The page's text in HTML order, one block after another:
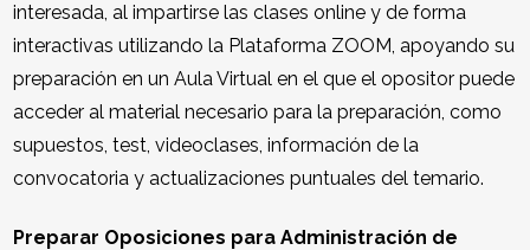
interesada, al impartirse las clases online y de forma
interactivas utilizando la Plataforma ZOOM, apoyando su
preparación en un Aula Virtual en el que el opositor puede
acceder al material necesario para la preparación, como
supuestos, test, videoclases, información de la
convocatoria y actualizaciones puntuales del temario.
Preparar Oposiciones para Administración de